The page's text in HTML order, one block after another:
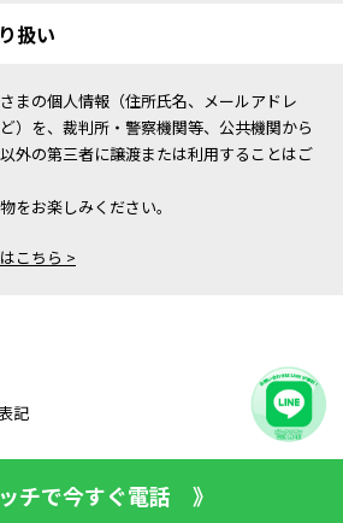
扱い
まの個人情報（住所氏名、メールアドレ
）を、裁判所・警察機関等、公共機関から
外の第三者に譲渡または利用することはご
をお楽しみください。
こちら >
チで今すぐ電話 》
記
ONE All Right Reserved.